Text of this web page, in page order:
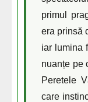
primul
era prinsă
iar lumina
nuanțe pe
Peretele
care